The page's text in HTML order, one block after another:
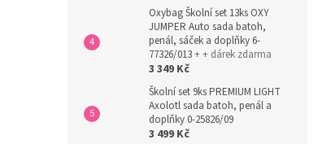
Oxybag Školní set 13ks OXY
JUMPER Auto sada batoh,
penál, sáček a doplňky 6-
77326/013+ + dárek zdarma
3 349 Kč
Školní set 9ks PREMIUM LIGHT
Axolotl sada batoh, penál a
doplňky 0-25826/09
3 499 Kč